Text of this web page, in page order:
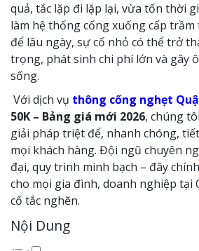
quả, tắc lặp đi lặp lại, vừa tốn thời
làm hệ thống cống xuống cấp
để lâu ngày, sự cố nhỏ có thể trở
trọng, phát sinh chi phí lớn và gây
sống.
Với dịch vụ thông cống nghẹt
50K – Bảng giá mới 2026, chúng
giải pháp triệt để, nhanh chóng,
mọi khách hàng. Đội ngũ chuyên
đại, quy trình minh bạch – đây
cho mọi gia đình, doanh nghiệp tại
cố tắc nghẽn.
Nội Dung